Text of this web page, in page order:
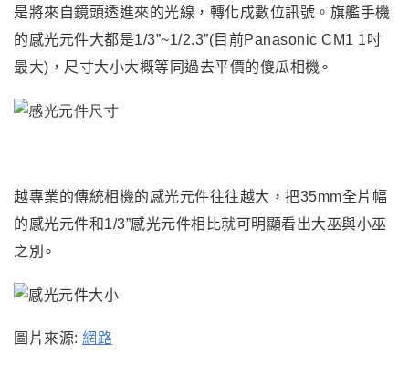
是將來自鏡頭透進來的光線，轉化成數位訊號。旗艦手機
的感光元件大都是1/3”~1/2.3”(目前Panasonic CM1 1吋
最大)，尺寸大小大概等同過去平價的傻瓜相機∘
越專業的傳統相機的感光元件往往越大，把35mm全片幅
的感光元件和1/3”感光元件相比就可明顯看出大巫與小巫
之別∘
圖片來源: 網路